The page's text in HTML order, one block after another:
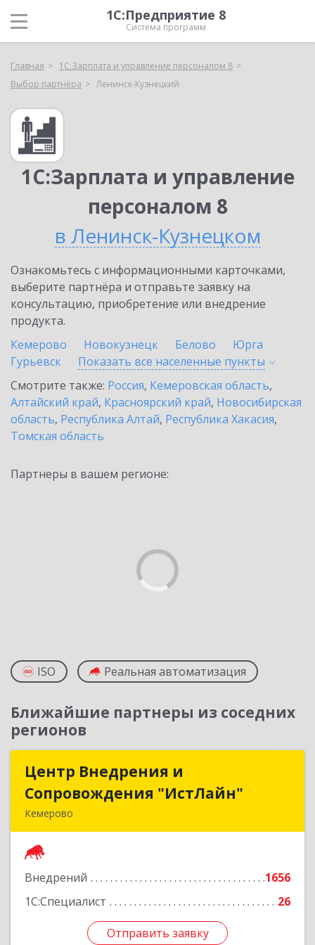
1С:Предприятие 8
Система программ
Главная
1С:Зарплата и управление персоналом 8
Выбор партнёра
Ленинск-Кузнецкий
1С:Зарплата и управление
персоналом 8
в Ленинск-Кузнецком
Ознакомьтесь с информационными карточками,
выберите партнёра и отправьте заявку на
консультацию, приобретение или внедрение
продукта.
Кемерово
Новокузнецк Белово
Юрга
Гурьевск
Показать все населенные пункты
Смотрите также: Россия, Кемеровская область,
Алтайский край, Красноярский край, Новосибирская
область, Республика Алтай, Республика Хакасия,
Томская область
Партнеры в вашем регионе:
ISO Реальная автоматизация
Ближайшие партнеры из соседних
регионов
Центр Внедрения и
Сопровождения "ИстЛайн"
Кемерово
Внедрений
1656
1С:Специалист
26
Отправить заявку
Центр Внедрения и
Сопровождения "ИстЛайн"
Кемеровский, Кемерово г, Мичурина ул, дом №
Подробнее
Отправить заявку